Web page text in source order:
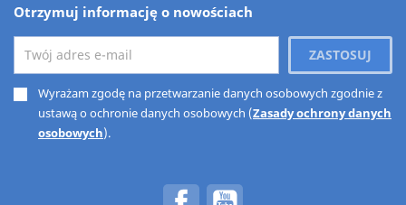
Otrzymuj informację o nowościach
Wyrażam zgodę na przetwarzanie danych osobowych zgodnie z
ustawą o ochronie danych osobowych (Zasady ochrony danych
osobowych).
Facebook